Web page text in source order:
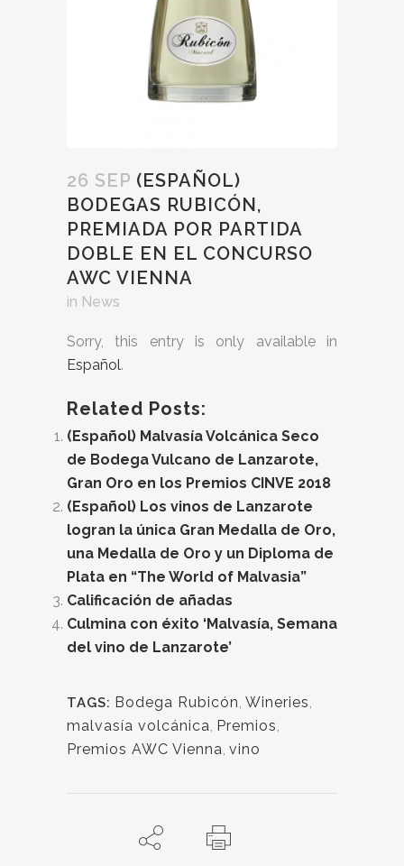
26 SEP (ESPAÑOL)
BODEGAS RUBICÓN,
PREMIADA POR PARTIDA
DOBLE EN EL CONCURSO
AWC VIENNA
in News
Sorry, this entry is only available in
Español.
Related Posts:
(Español) Malvasía Volcánica Seco
de Bodega Vulcano de Lanzarote,
Gran Oro en los Premios CINVE 2018
(Español) Los vinos de Lanzarote
logran la única Gran Medalla de Oro,
una Medalla de Oro y un Diploma de
Plata en “The World of Malvasia”
Calificación de añadas
Culmina con éxito ‘Malvasía, Semana
del vino de Lanzarote’
TAGS: Bodega Rubicón Wineries
malvasía volcánica Premios
Premios AWC Vienna vino